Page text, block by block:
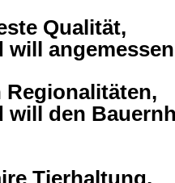
Qualität,
will
Regionalitäten,
will den
Tierhaltung,